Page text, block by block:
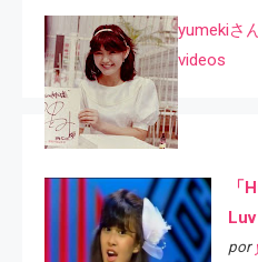
yumekiさ
videos
「
por